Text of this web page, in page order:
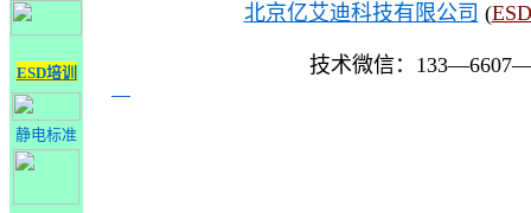
ESD培训
静电标准
北京亿艾迪科技有限公司 (
技术微信：